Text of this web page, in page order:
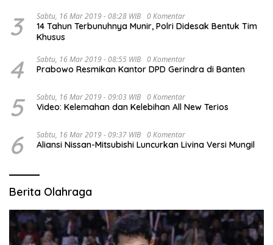
3 Sabtu, 16 Mar 2019 - 08:28 WIB 0 Komentar
14 Tahun Terbunuhnya Munir, Polri Didesak Bentuk Tim
Khusus
4 Sabtu, 16 Mar 2019 - 08:55 WIB 0 Komentar
Prabowo Resmikan Kantor DPD Gerindra di Banten
5 Sabtu, 16 Mar 2019 - 09:03 WIB 0 Komentar
Video: Kelemahan dan Kelebihan All New Terios
6 Sabtu, 16 Mar 2019 - 09:37 WIB 0 Komentar
Aliansi Nissan-Mitsubishi Luncurkan Livina Versi Mungil
Berita Olahraga